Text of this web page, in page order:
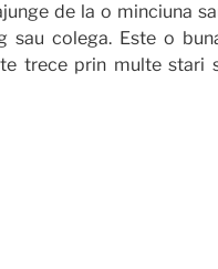
de la o minciuna
sau colega. Este o
trece prin multe stari